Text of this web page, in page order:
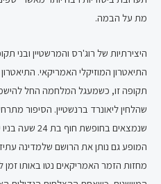
מת על הבמה.
היצירתיות של רוג'רס והמרשטיין ובני
התיאטרון המוזיקלי האמריקאי.
שהלחין ליאונרד ברנשטיין. הסיפור
שנמצאים
המופע גם נותן את הרושם שלמדינה
מחזות הזמר האמריקאים נטו באותו זמן